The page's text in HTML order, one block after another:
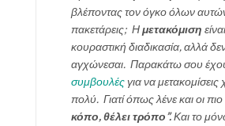
βλέποντας τον όγκο όλων
πακετάρεις; Ημετακόμιση
κουραστική διαδικασία, αλλά
αγχώνεσαι. Παρακάτω σου
συμβουλέςγια να
πολύ. Γιατί όπως λένε και οι
κόπο, θέλει τρόπο”.Και το